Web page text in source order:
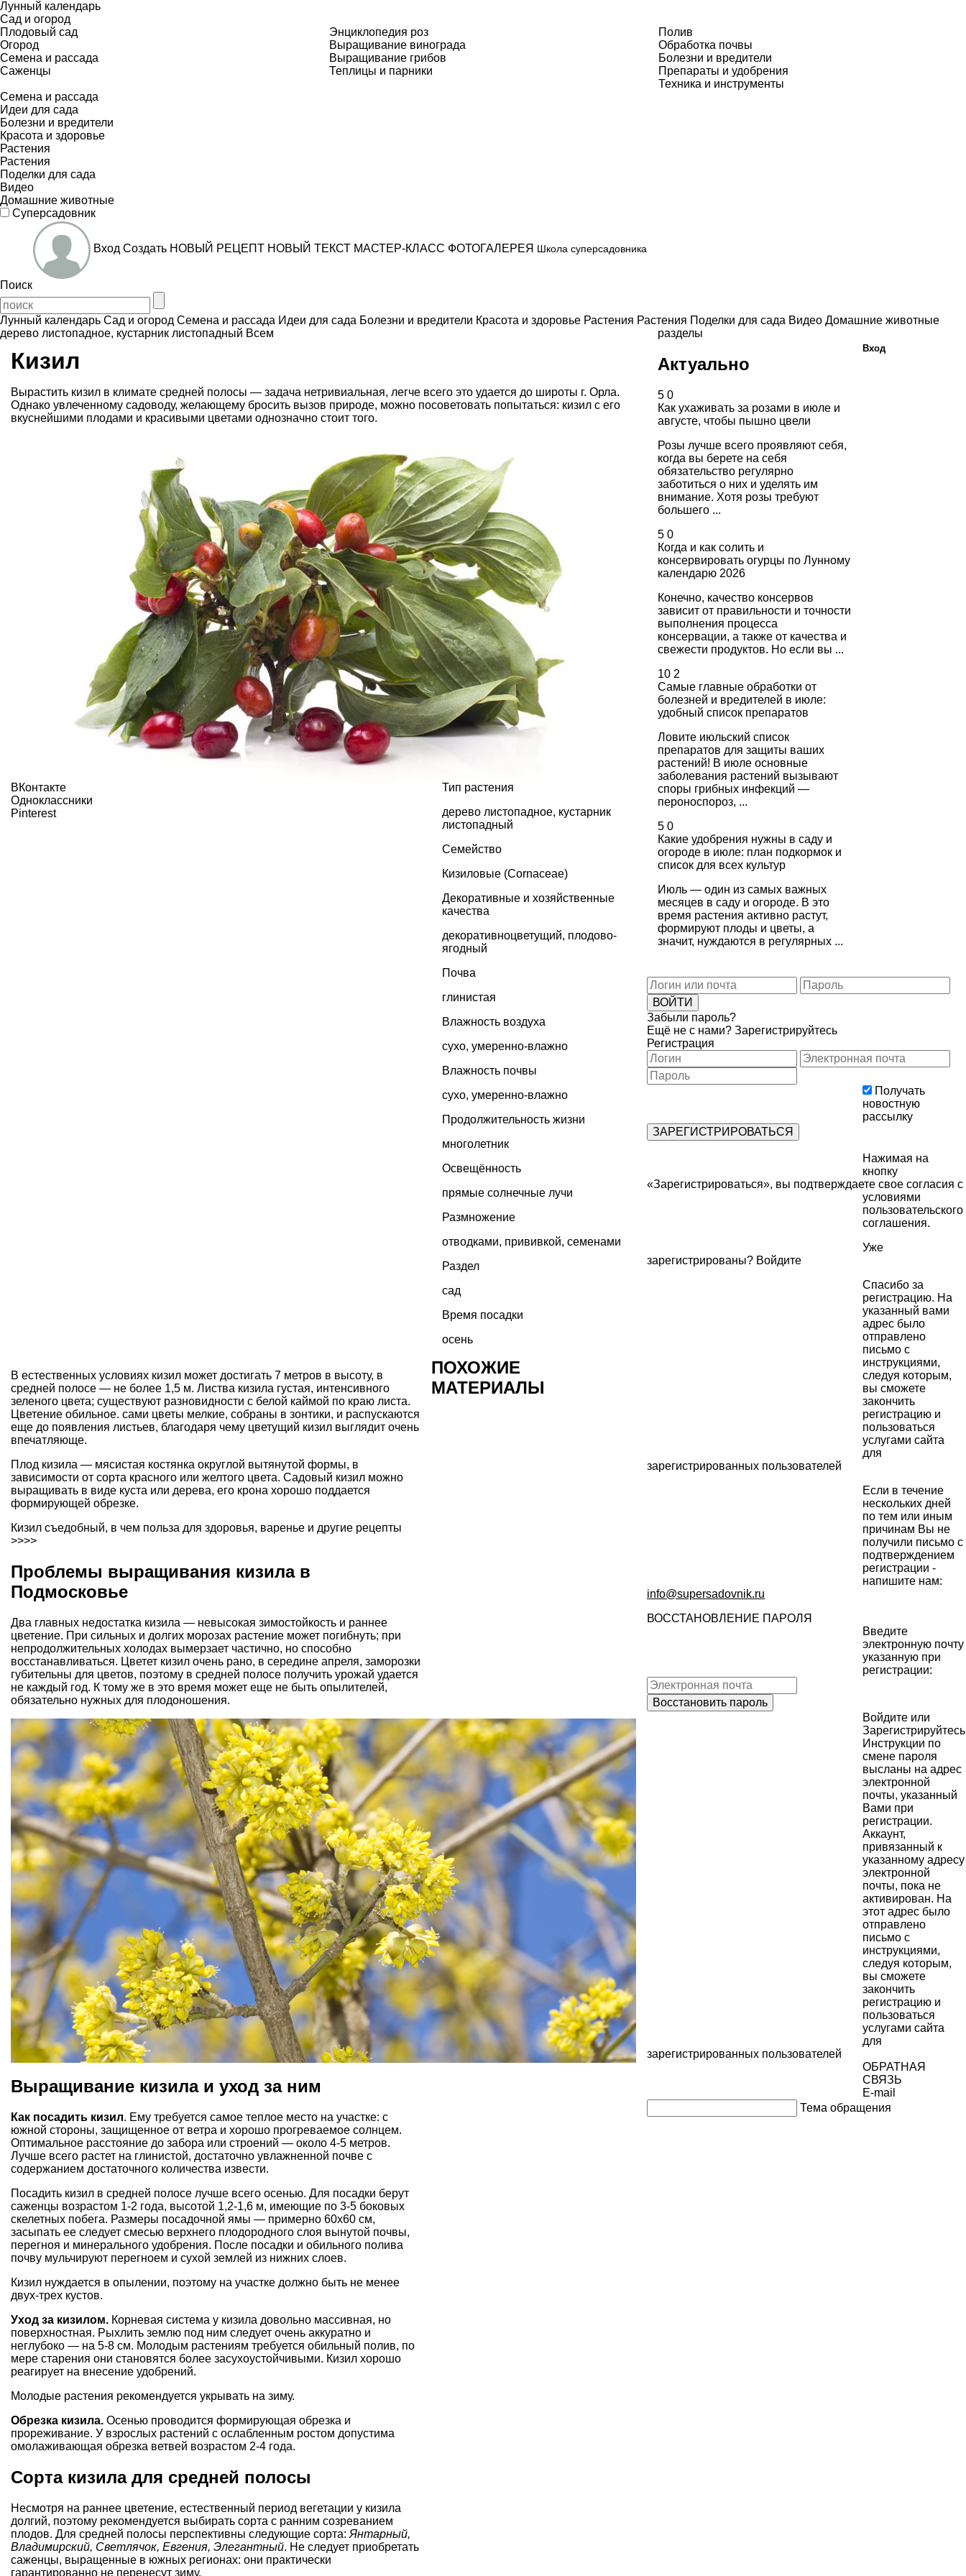
Лунный календарь
Сад и огород
Плодовый сад
Огород
Семена и рассада
Саженцы
Энциклопедия роз
Выращивание винограда
Выращивание грибов
Теплицы и парники
Полив
Обработка почвы
Болезни и вредители
Препараты и удобрения
Техника и инструменты
Семена и рассада
Идеи для сада
Болезни и вредители
Красота и здоровье
Растения
Растения
Поделки для сада
Видео
Домашние животные
Суперсадовник
Вход Создать НОВЫЙ РЕЦЕПТ НОВЫЙ ТЕКСТ МАСТЕР-КЛАСС ФОТОГАЛЕРЕЯ Школа суперсадовника
Поиск
Лунный календарь Сад и огород Семена и рассада Идеи для сада Болезни и вредители Красота и здоровье Растения Растения Поделки для сада Видео Домашние животные
дерево листопадное, кустарник листопадный Всем
Кизил
Вырастить кизил в климате средней полосы — задача нетривиальная, легче всего это удается до широты г. Орла.
Однако увлеченному садоводу, желающему бросить вызов природе, можно посоветовать попытаться: кизил с его
вкуснейшими плодами и красивыми цветами однозначно стоит того.
ВКонтакте
Одноклассники
Pinterest
Тип растения
дерево листопадное, кустарник
листопадный
Семейство
Кизиловые (Cornaceae)
Декоративные и хозяйственные
качества
декоративноцветущий, плодово-
ягодный
Почва
глинистая
Влажность воздуха
сухо, умеренно-влажно
Влажность почвы
сухо, умеренно-влажно
Продолжительность жизни
многолетник
Освещённость
прямые солнечные лучи
Размножение
отводками, прививкой, семенами
Раздел
сад
Время посадки
осень
В естественных условиях кизил может достигать 7 метров в высоту, в
средней полосе — не более 1,5 м. Листва кизила густая, интенсивного
зеленого цвета; существуют разновидности с белой каймой по краю листа.
Цветение обильное. сами цветы мелкие, собраны в зонтики, и распускаются
еще до появления листьев, благодаря чему цветущий кизил выглядит очень
впечатляюще.
Плод кизила — мясистая костянка округлой вытянутой формы, в
зависимости от сорта красного или желтого цвета. Садовый кизил можно
выращивать в виде куста или дерева, его крона хорошо поддается
формирующей обрезке.
Кизил съедобный, в чем польза для здоровья, варенье и другие рецепты
>>>>
Проблемы выращивания кизила в
Подмосковье
Два главных недостатка кизила — невысокая зимостойкость и раннее
цветение. При сильных и долгих морозах растение может погибнуть; при
непродолжительных холодах вымерзает частично, но способно
восстанавливаться. Цветет кизил очень рано, в середине апреля, заморозки
губительны для цветов, поэтому в средней полосе получить урожай удается
не каждый год. К тому же в это время может еще не быть опылителей,
обязательно нужных для плодоношения.
Выращивание кизила и уход за ним
Как посадить кизил. Ему требуется самое теплое место на участке: с
южной стороны, защищенное от ветра и хорошо прогреваемое солнцем.
Оптимальное расстояние до забора или строений — около 4-5 метров.
Лучше всего растет на глинистой, достаточно увлажненной почве с
содержанием достаточного количества извести.
Посадить кизил в средней полосе лучше всего осенью. Для посадки берут
саженцы возрастом 1-2 года, высотой 1,2-1,6 м, имеющие по 3-5 боковых
скелетных побега. Размеры посадочной ямы — примерно 60х60 см,
засыпать ее следует смесью верхнего плодородного слоя вынутой почвы,
перегноя и минерального удобрения. После посадки и обильного полива
почву мульчируют перегноем и сухой землей из нижних слоев.
Кизил нуждается в опылении, поэтому на участке должно быть не менее
двух-трех кустов.
Уход за кизилом. Корневая система у кизила довольно массивная, но
поверхностная. Рыхлить землю под ним следует очень аккуратно и
неглубоко — на 5-8 см. Молодым растениям требуется обильный полив, по
мере старения они становятся более засухоустойчивыми. Кизил хорошо
реагирует на внесение удобрений.
Молодые растения рекомендуется укрывать на зиму.
Обрезка кизила. Осенью проводится формирующая обрезка и
прореживание. У взрослых растений с ослабленным ростом допустима
омолаживающая обрезка ветвей возрастом 2-4 года.
Сорта кизила для средней полосы
Несмотря на раннее цветение, естественный период вегетации у кизила
долгий, поэтому рекомендуется выбирать сорта с ранним созреванием
плодов. Для средней полосы перспективны следующие сорта: Янтарный,
Владимирский, Светлячок, Евгения, Элегантный. Не следует приобретать
саженцы, выращенные в южных регионах: они практически
гарантированно не перенесут зиму.
ПОХОЖИЕ
МАТЕРИАЛЫ
разделы
Актуально
5 0
Как ухаживать за розами в июле и
августе, чтобы пышно цвели
Розы лучше всего проявляют себя,
когда вы берете на себя
обязательство регулярно
заботиться о них и уделять им
внимание. Хотя розы требуют
большего ...
5 0
Когда и как солить и
консервировать огурцы по Лунному
календарю 2026
Конечно, качество консервов
зависит от правильности и точности
выполнения процесса
консервации, а также от качества и
свежести продуктов. Но если вы ...
10 2
Самые главные обработки от
болезней и вредителей в июле:
удобный список препаратов
Ловите июльский список
препаратов для защиты ваших
растений! В июле основные
заболевания растений вызывают
споры грибных инфекций —
пероноспороз, ...
5 0
Какие удобрения нужны в саду и
огороде в июле: план подкормок и
список для всех культур
Июль — один из самых важных
месяцев в саду и огороде. В это
время растения активно растут,
формируют плоды и цветы, а
значит, нуждаются в регулярных ...
Вход
Забыли пароль?
Ещё не с нами? Зарегистрируйтесь
Регистрация
Получать
новостную
рассылку
Нажимая на
кнопку
«Зарегистрироваться», вы подтверждаете свое согласия с
условиями
пользовательского
соглашения.
Уже
зарегистрированы? Войдите
Спасибо за
регистрацию. На
указанный вами
адрес было
отправлено
письмо с
инструкциями,
следуя которым,
вы сможете
закончить
регистрацию и
пользоваться
услугами сайта
для
зарегистрированных пользователей
Если в течение
нескольких дней
по тем или иным
причинам Вы не
получили письмо с
подтверждением
регистрации -
напишите нам:
info@supersadovnik.ru
ВОССТАНОВЛЕНИЕ ПАРОЛЯ
Введите
электронную почту
указанную при
регистрации:
Войдите или
Зарегистрируйтесь
Инструкции по
смене пароля
высланы на адрес
электронной
почты, указанный
Вами при
регистрации.
Аккаунт,
привязанный к
указанному адресу
электронной
почты, пока не
активирован. На
этот адрес было
отправлено
письмо с
инструкциями,
следуя которым,
вы сможете
закончить
регистрацию и
пользоваться
услугами сайта
для
зарегистрированных пользователей
ОБРАТНАЯ
СВЯЗЬ
E-mail
Тема обращения